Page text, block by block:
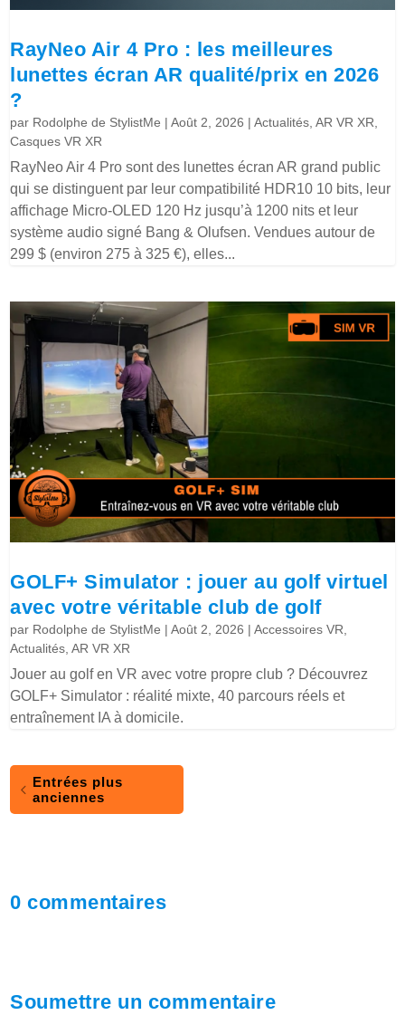
RayNeo Air 4 Pro : les meilleures
lunettes écran AR qualité/prix en 2026
?
par Rodolphe de StylistMe |Août 2, 2026 |Actualités,AR VR XR,
Casques VR XR
RayNeo Air 4 Pro sont des lunettes écran AR grand public
qui se distinguent par leur compatibilité HDR10 10 bits, leur
affichage Micro-OLED 120 Hz jusqu’à 1200 nits et leur
système audio signé Bang & Olufsen. Vendues autour de
299 $ (environ 275 à 325 €), elles...
GOLF+ Simulator : jouer au golf virtuel
avec votre véritable club de golf
par Rodolphe de StylistMe |Août 2, 2026 |Accessoires VR,
Actualités,AR VR XR
Jouer au golf en VR avec votre propre club ? Découvrez
GOLF+ Simulator : réalité mixte, 40 parcours réels et
entraînement IA à domicile.
Entrées plus
anciennes
0 commentaires
Soumettre un commentaire